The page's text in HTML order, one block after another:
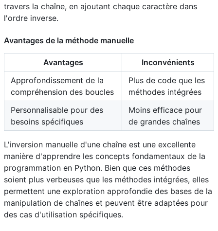
travers la chaîne, en ajoutant chaque caractère dans
l'ordre inverse.
Avantages de la méthode manuelle
Avantages
Inconvénients
Approfondissement de la
compréhension des boucles
Plus de code que les
méthodes intégrées
Personnalisable pour des
besoins spécifiques
Moins efficace pour
de grandes chaînes
L'inversion manuelle d'une chaîne est une excellente
manière d'apprendre les concepts fondamentaux de la
programmation en Python. Bien que ces méthodes
soient plus verbeuses que les méthodes intégrées, elles
permettent une exploration approfondie des bases de la
manipulation de chaînes et peuvent être adaptées pour
des cas d'utilisation spécifiques.